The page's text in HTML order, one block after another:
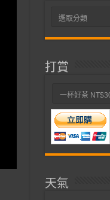
分
打賞
天氣